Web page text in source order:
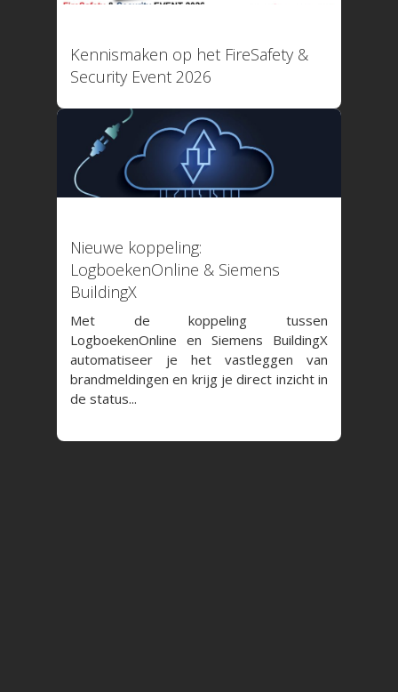
Kennismaken op het FireSafety &
Security Event 2026
Nieuwe koppeling:
LogboekenOnline & Siemens
BuildingX
Met de koppeling tussen
LogboekenOnline en Siemens BuildingX
automatiseer je het vastleggen van
brandmeldingen en krijg je direct inzicht in
de status...
088 4566 000 (09:00 tot